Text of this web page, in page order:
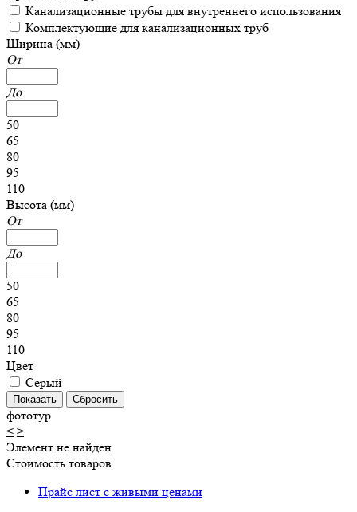
Канализационные трубы для внутреннего использования
Комплектующие для канализационных труб
Ширина (мм)
От
До
50
65
80
95
110
Высота (мм)
От
До
50
65
80
95
110
Цвет
Серый
фототур
< >
Элемент не найден
Стоимость товаров
Прайс лист с живыми ценами